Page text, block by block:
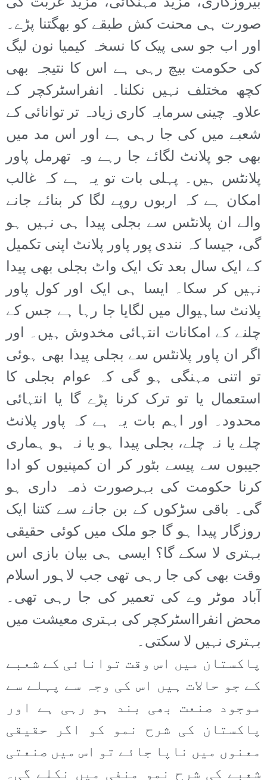
صورت ہی محنت کش طبقے کو بھگتنا پڑے۔
اور اب جو سی پیک کا نسخہ کیمیا نون لیگ
کی حکومت بیچ رہی ہے اس کا نتیجہ بھی
کچھ مختلف نہیں نکلنا۔ انفراسٹرکچر کے
علاوہ چینی سرمایہ کاری زیادہ تر توانائی کے
شعبے میں کی جا رہی ہے اور اس مد میں
بھی جو پلانٹ لگائے جا رہے وہ تھرمل پاور
پلانٹس ہیں۔ پہلی بات تو یہ ہے کہ غالب
امکان ہے کہ اربوں روپے لگا کر بنائے جانے
والے ان پلانٹس سے بجلی پیدا ہی نہیں ہو
گی، جیسا کہ نندی پور پاور پلانٹ اپنی تکمیل
کے ایک سال بعد تک ایک واٹ بجلی بھی پیدا
نہیں کر سکا۔ ایسا ہی ایک اور کول پاور
پلانٹ ساہیوال میں لگایا جا رہا ہے جس کے
چلنے کے امکانات انتہائی مخدوش ہیں۔ اور
اگر ان پاور پلانٹس سے بجلی پیدا بھی ہوئی
تو اتنی مہنگی ہو گی کہ عوام بجلی کا
استعمال یا تو ترک کرنا پڑے گا یا انتہائی
محدود۔ اور اہم بات یہ ہے کہ پاور پلانٹ
چلے یا نہ چلے، بجلی پیدا ہو یا نہ ہو ہماری
جیبوں سے پیسے بٹور کر ان کمپنیوں کو ادا
کرنا حکومت کی بہرصورت ذمہ داری ہو
گی۔ باقی سڑکوں کے بن جانے سے کتنا ایک
روزگار پیدا ہو گا جو ملک میں کوئی حقیقی
بہتری لا سکے گا؟ ایسی ہی بیان بازی اس
وقت بھی کی جا رہی تھی جب لاہور اسلام
آباد موٹر وے کی تعمیر کی جا رہی تھی۔
محض انفرااسٹرکچر کی بہتری معیشت میں
بہتری نہیں لا سکتی۔
پاکستان میں اس وقت توانائی کے شعبے
کے جو حالات ہیں اس کی وجہ سے پہلے سے
موجود صنعت بھی بند ہو رہی ہے اور
پاکستان کی شرح نمو کو اگر حقیقی
معنوں میں ناپا جائے تو اس میں صنعتی
شعبے کی شرح نمو منفی میں نکلے گی۔